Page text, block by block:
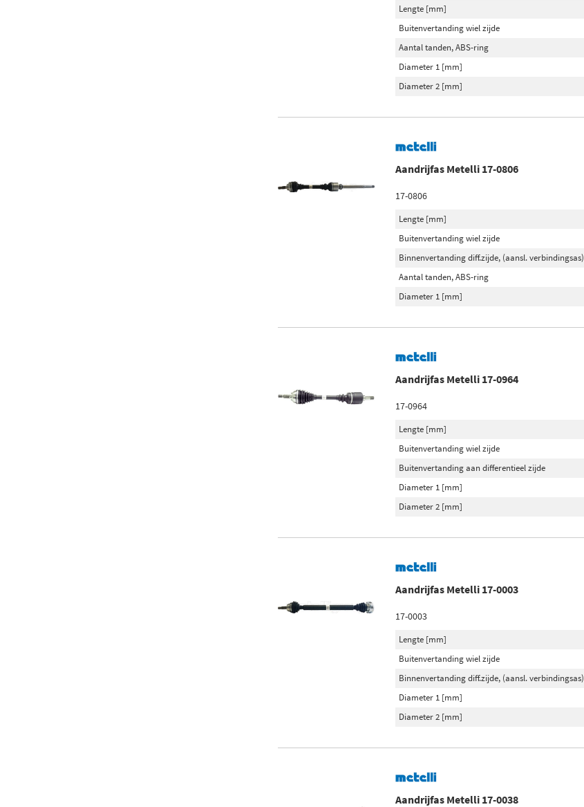
Lengte [mm]
Buitenvertanding wiel zijde
Aantal tanden, ABS-ring
Diameter 1 [mm]
Diameter 2 [mm]
Aandrijfas Metelli 17-0806
17-0806
Lengte [mm]
Buitenvertanding wiel zijde
Binnenvertanding diff.zijde, (aansl. verbindingsas)
Aantal tanden, ABS-ring
Diameter 1 [mm]
Aandrijfas Metelli 17-0964
17-0964
Lengte [mm]
Buitenvertanding wiel zijde
Buitenvertanding aan differentieel zijde
Diameter 1 [mm]
Diameter 2 [mm]
Aandrijfas Metelli 17-0003
17-0003
Lengte [mm]
Buitenvertanding wiel zijde
Binnenvertanding diff.zijde, (aansl. verbindingsas)
Diameter 1 [mm]
Diameter 2 [mm]
Aandrijfas Metelli 17-0038